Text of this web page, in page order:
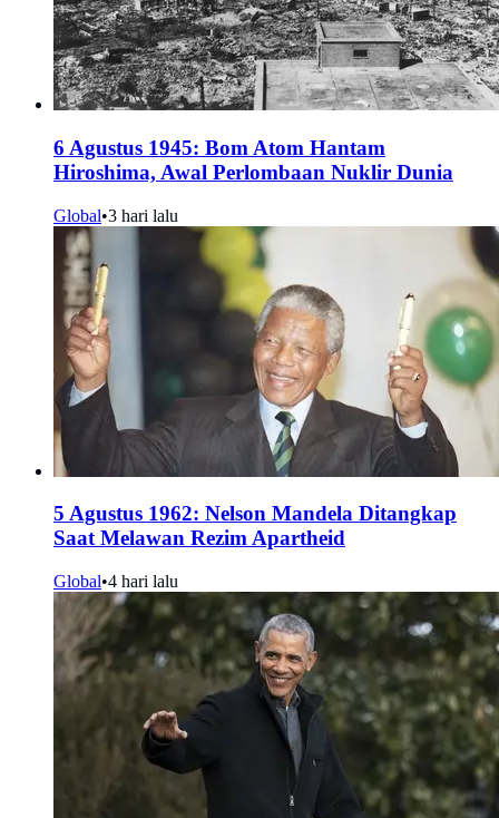
6 Agustus 1945: Bom Atom Hantam
Hiroshima, Awal Perlombaan Nuklir Dunia
Global•3 hari lalu
5 Agustus 1962: Nelson Mandela Ditangkap
Saat Melawan Rezim Apartheid
Global•4 hari lalu